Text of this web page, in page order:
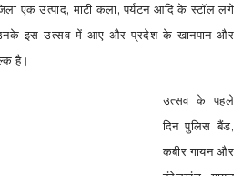
एक उत्पाद, माटी कला, पर्यटन आदि के स्टॉल लगे
उनके इस उत्सव में आए और प्रदेश के खानपान और
है।
उत्सव के पहले
दिन पुलिस बैंड,
कबीर गायन और